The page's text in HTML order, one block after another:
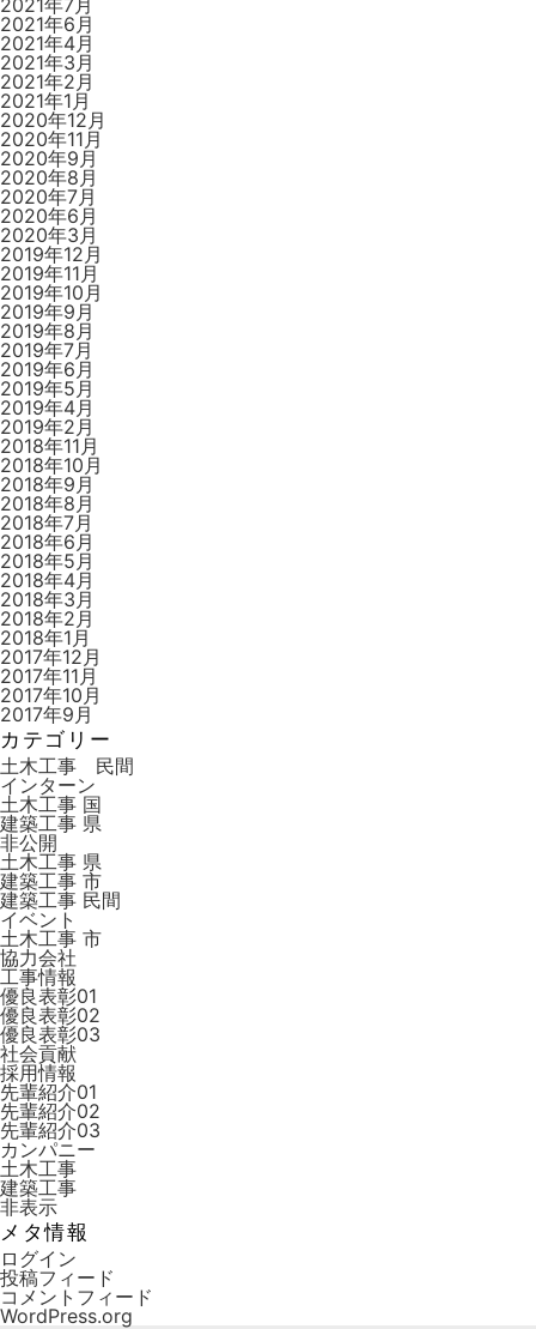
2021年6月
2021年4月
2021年3月
2021年2月
2021年1月
2020年12月
2020年11月
2020年9月
2020年8月
2020年7月
2020年6月
2020年3月
2019年12月
2019年11月
2019年10月
2019年9月
2019年8月
2019年7月
2019年6月
2019年5月
2019年4月
2019年2月
2018年11月
2018年10月
2018年9月
2018年8月
2018年7月
2018年6月
2018年5月
2018年4月
2018年3月
2018年2月
2018年1月
2017年12月
2017年11月
2017年10月
2017年9月
カテゴリー
土木工事 民間
インターン
土木工事 国
建築工事 県
非公開
土木工事 県
建築工事 市
建築工事 ⺠間
イベント
土木工事 市
協力会社
工事情報
優良表彰01
優良表彰02
優良表彰03
社会貢献
採用情報
先輩紹介01
先輩紹介02
先輩紹介03
カンパニー
土木工事
建築工事
非表示
メタ情報
ログイン
投稿フィード
コメントフィード
WordPress.org